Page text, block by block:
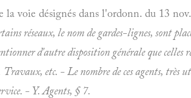
désignés dans l'ordonn. du 13
réseaux, le nom degardes-lignes, sont
d'autre disposition générale que celles
etc. - Le nombre de ces agents, très
- Y.Agents, § 7.